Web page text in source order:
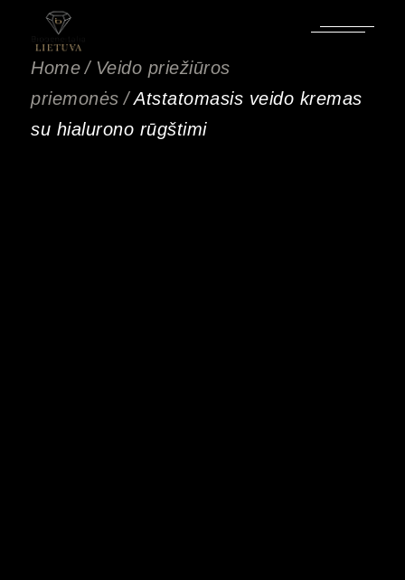
turinio
Home
Veido priežiūros
priemonės
Atstatomasis veido kremas
su hialurono rūgštimi